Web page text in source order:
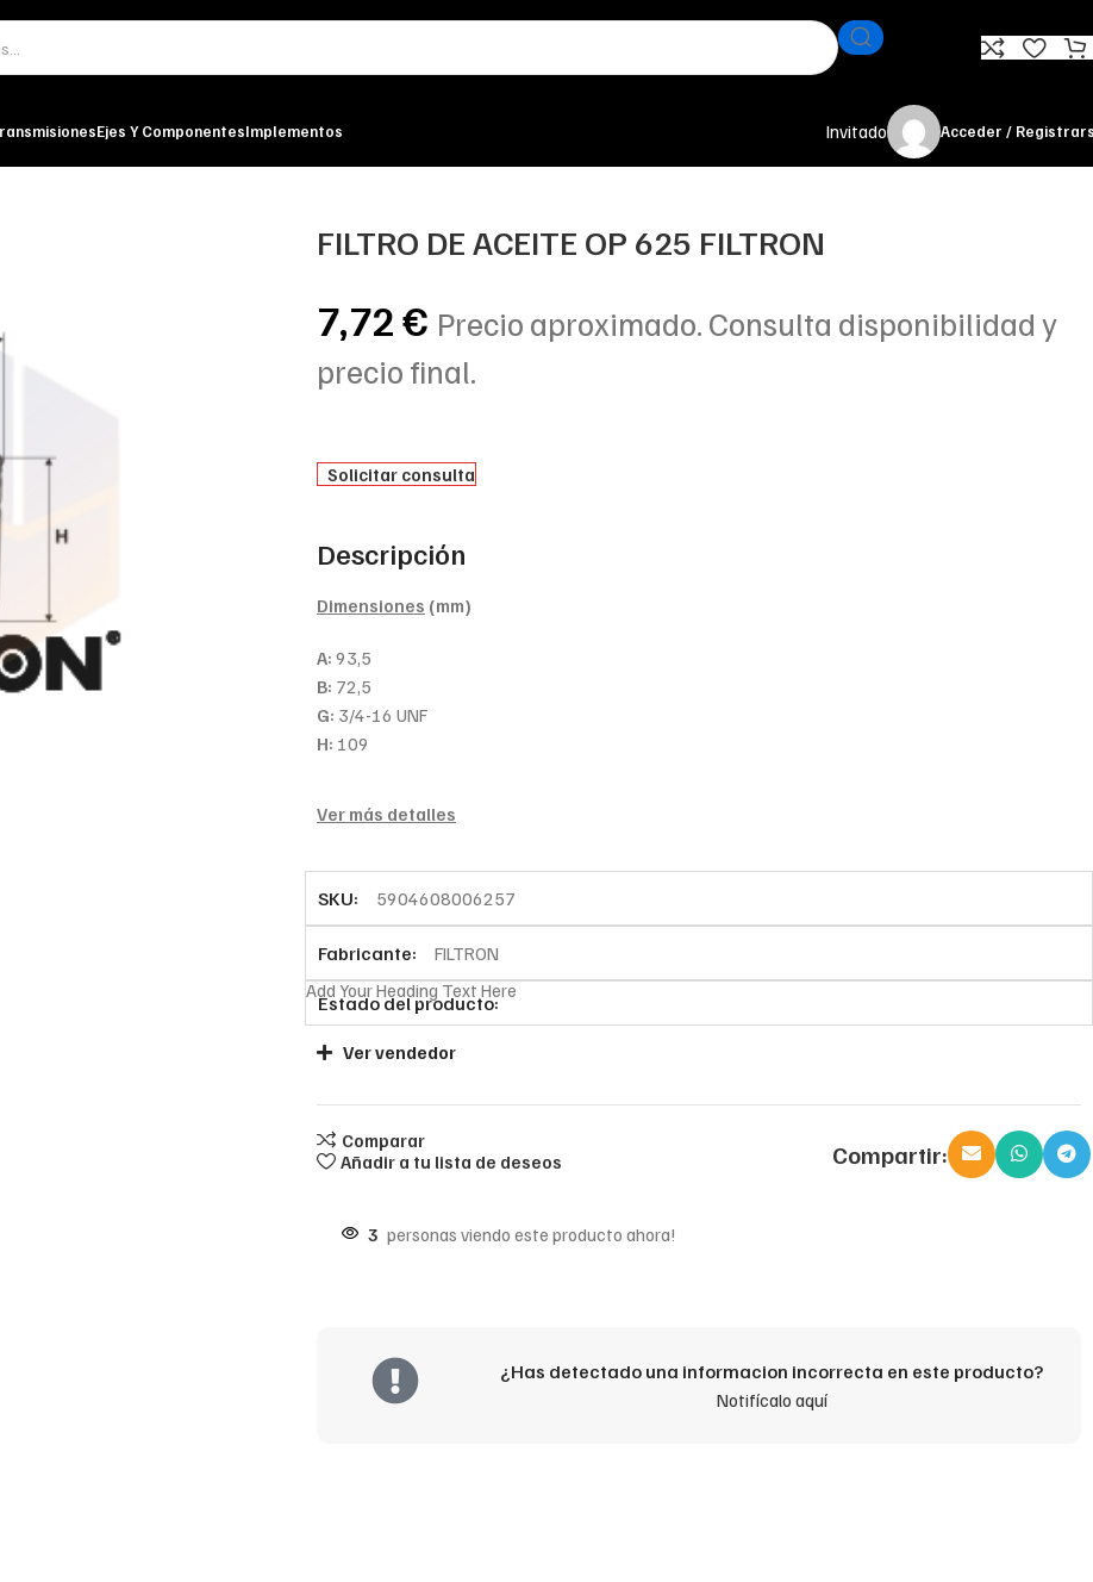
Ejes Y ComponentesImplementos Invitado Acceder /
FILTRO DE ACEITE OP 625 FILTRON
7,72€ Precio aproximado. Consulta disponibilidad y
precio final.
Solicitar consulta
Descripción
Dimensiones (mm)
A: 93,5
B: 72,5
G: 3/4-16 UNF
H: 109
Ver más detalles
SKU: 5904608006257
Fabricante: FILTRON
Estado del producto:
Add Your Heading Text Here
Ver vendedor
Comparar
Añadir a tu lista de deseos
Compartir:
3 personas viendo este producto ahora!
¿Has detectado una informacion incorrecta en este producto?
Notifícalo aquí